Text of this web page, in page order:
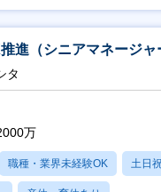
進（シニアマネージャ
タ
万
職種・業界未経験OK 土日